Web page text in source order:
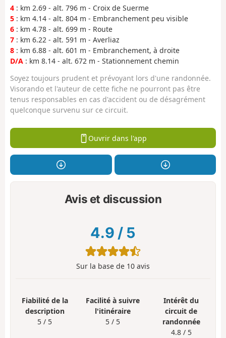
4 : km 2.69 - alt. 796 m - Croix de Suerme
5 : km 4.14 - alt. 804 m - Embranchement peu visible
6 : km 4.78 - alt. 699 m - Route
7 : km 6.22 - alt. 591 m - Averliaz
8 : km 6.88 - alt. 601 m - Embranchement, à droite
D/A : km 8.14 - alt. 672 m - Stationnement chemin
Soyez toujours prudent et prévoyant lors d'une randonnée.
Visorando et l'auteur de cette fiche ne pourront pas être
tenus responsables en cas d'accident ou de désagrément
quelconque survenu sur ce circuit.
Ouvrir dans l'app
Avis et discussion
4.9 / 5
Sur la base de 10 avis
Fiabilité de la
description
5 / 5
Facilité à suivre
l'itinéraire
5 / 5
Intérêt du
circuit de
randonnée
4.8 / 5